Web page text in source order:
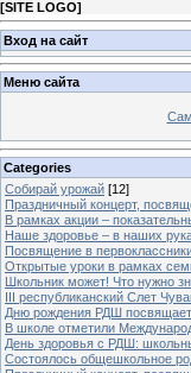
[SITE LOGO]
Вход на сайт
Меню сайта
Categories
Собирай урожай [12]
Праздничный концерт,
В рамках акции –
Наше здоровье – в наших
Посвящение в
Открытые уроки в рамках
Школьник может! Что нужно
III республиканский Слет
Дню рождения РДШ
В школе отметили
День здоровья с РДШ:
Состоялось общешкольное